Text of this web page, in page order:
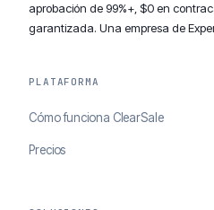
aprobación de 99%+, $0 en
garantizada. Una empresa de
PLATAFORMA
Cómo funciona ClearSale
Precios